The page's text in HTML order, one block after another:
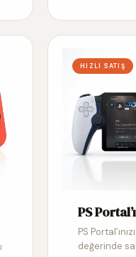
HIZLI SATIŞ
PS
PS
değerinde